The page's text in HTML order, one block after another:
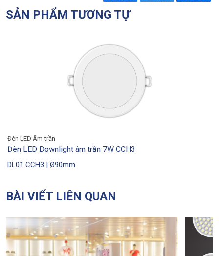
SẢN PHẨM TƯƠNG TỰ
Đèn LED Âm trần
Đèn LED Downlight âm trần tròn 5W DL01
DL01 | Ø90mm
BÀI VIẾT LIÊN QUAN